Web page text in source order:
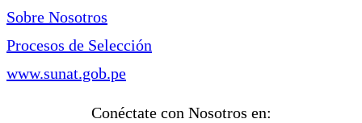
Sobre Nosotros
Procesos de Selección
www.sunat.gob.pe
Conéctate con Nosotros en: